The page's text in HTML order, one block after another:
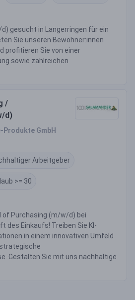
gesucht in Langerringen für ein
Sie unseren Bewohner:innen
profitieren Sie von einer
sowie zahlreichen
/
d)
GmbH
Arbeitgeber
>= 30
of Purchasing (m/w/d) bei
des Einkaufs! Treiben Sie KI-
in einem innovativen Umfeld
Gestalten Sie mit uns nachhaltige